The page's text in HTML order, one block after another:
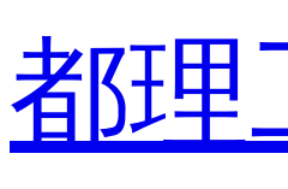
都理